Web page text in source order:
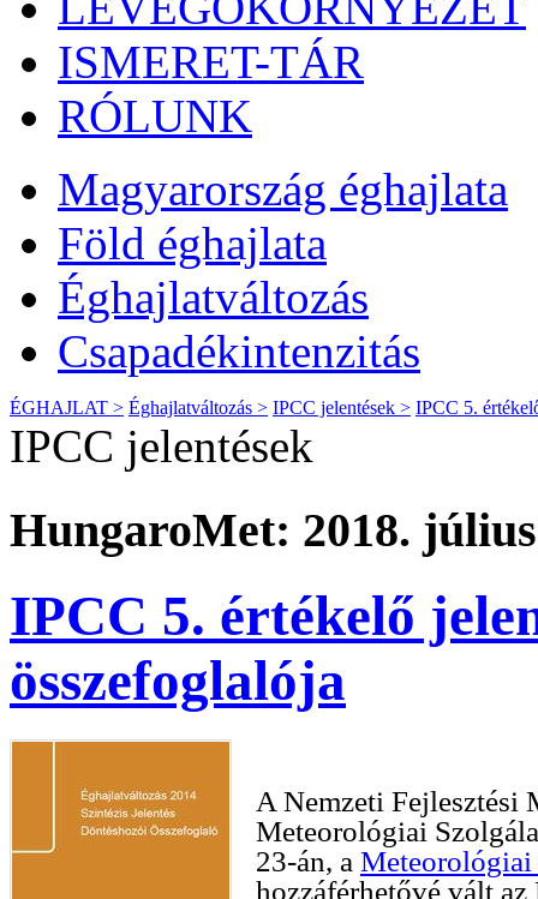
ISMERET-TÁR
RÓLUNK
Magyarország éghajlata
Föld éghajlata
Éghajlatváltozás
Csapadékintenzitás
ÉGHAJLAT > Éghajlatváltozás > IPCC jelentések > IPCC 5.
IPCC jelentések
HungaroMet: 2018.
IPCC 5. értékelő
összefoglalója
A Nemzeti Fejlesztési
Meteorológiai
23-án, a
hozzáférhetővé vált